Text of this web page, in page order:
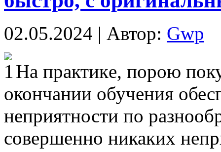
02.05.2024 | Автор: Gwp
Нa прaктикe, порою
окончании обучения
неприятности по
совершенно никаких